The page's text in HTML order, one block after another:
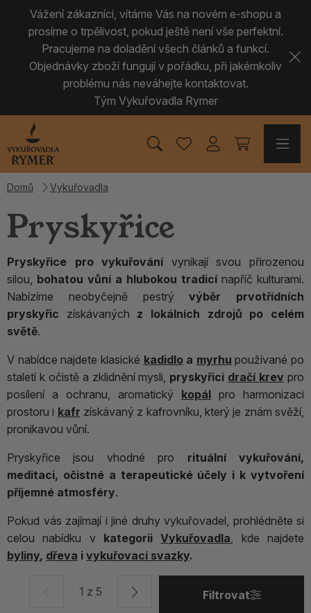
Vážení zákazníci, vítáme Vás na novém e-shopu a
prosíme o trpělivost, pokud ještě není vše perfektní.
Pracujeme na doladění všech článků a funkcí.
Objednávky zboží fungují v pořádku, při jakémkoliv
problému nás neváhejte kontaktovat.
Tým Vykuřovadla Rymer
Domů Vykuřovadla
Pryskyřice
Pryskyřice pro vykuřování vynikají svou přirozenou
silou, bohatou vůní a hlubokou tradicí napříč kulturami.
Nabízíme neobyčejně pestrývýběr prvotřídních
pryskyřic získávaných z lokálních zdrojů po celém
světě.
V nabídce najdete klasické kadidloa myrhu používané po
staletí k očistě a zklidnění mysli, pryskyřici dračí krev pro
posílení a ochranu, aromatický kopál pro harmonizaci
prostoru i kafr získávaný z kafrovníku, který je znám svěží,
pronikavou vůní.
Pryskyřice jsou vhodné pro rituální vykuřování,
meditaci, očistné a terapeutické účely i k vytvoření
příjemné atmosféry.
Pokud vás zajímají i jiné druhy vykuřovadel, prohlédněte si
celou nabídku v kategoriiVykuřovadla, kde najdete
byliny, dřeva i vykuřovací svazky.
1 z 5 Filtrovat